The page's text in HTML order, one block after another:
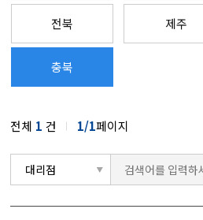
전북 제주
충북
전체 1 건 1/1페이지